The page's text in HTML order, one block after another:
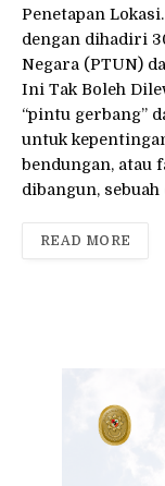
Penetapan
dengan dihadiri
Negara (PTUN)
Ini Tak Boleh
“pintu gerbang”
untuk
bendungan, atau
dibangun,
READ MORE